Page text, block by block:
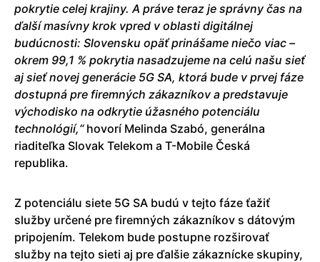
pokrytie celej krajiny. A práve teraz je správny čas na
ďalší masívny krok vpred v oblasti digitálnej
budúcnosti: Slovensku opäť prinášame niečo viac –
okrem 99,1 % pokrytia nasadzujeme na celú našu sieť
aj sieť novej generácie 5G SA, ktorá bude v prvej fáze
dostupná pre firemných zákazníkov a predstavuje
východisko na odkrytie úžasného potenciálu
technológií,“ hovorí Melinda Szabó, generálna
riaditeľka Slovak Telekom a T-Mobile Česká
republika.
Z potenciálu siete 5G SA budú v tejto fáze ťažiť
služby určené pre firemných zákazníkov s dátovým
pripojením. Telekom bude postupne rozširovať
služby na tejto sieti aj pre ďalšie zákaznícke skupiny,